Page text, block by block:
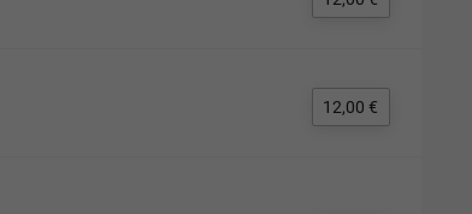
12,00 €